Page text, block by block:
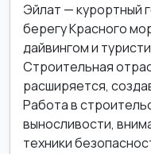
Эйлат — курортный
берегу Красного
дайвингом и
Строительная
расширяется,
Работа в
выносливости,
техники